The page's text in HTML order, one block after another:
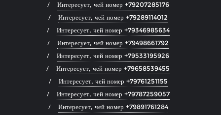
Интересует, чей номер +79207285176
Интересует, чей номер +79289114012
Интересует, чей номер +79346985634
Интересует, чей номер +79498661792
Интересует, чей номер +79533195926
Интересует, чей номер +79658539455
Интересует, чей номер +79761251155
Интересует, чей номер +79787259057
Интересует, чей номер +79891761284